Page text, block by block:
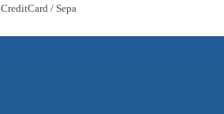
/ Sepa